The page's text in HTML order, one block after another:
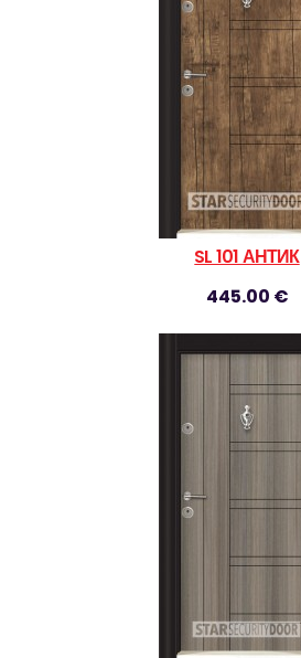
SL 101 АНТИК
445.00 €